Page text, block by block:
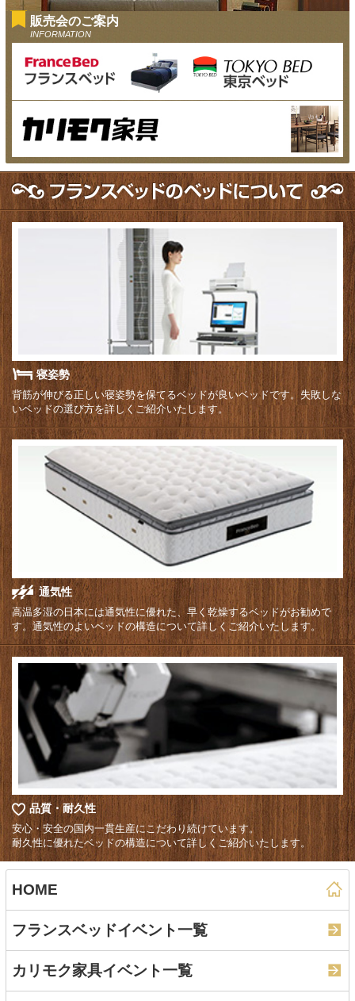
販売会のご案内
INFORMATION
寝姿勢
背筋が伸びる正しい寝姿勢を保てるベッドが良いベッドです。失敗しな
いベッドの選び方を詳しくご紹介いたします。
通気性
高温多湿の日本には通気性に優れた、早く乾燥するベッドがお勧めで
す。通気性のよいベッドの構造について詳しくご紹介いたします。
品質・耐久性
安心・安全の国内一貫生産にこだわり続けています。
耐久性に優れたベッドの構造について詳しくご紹介いたします。
HOME
フランスベッドイベント一覧
カリモク家具イベント一覧